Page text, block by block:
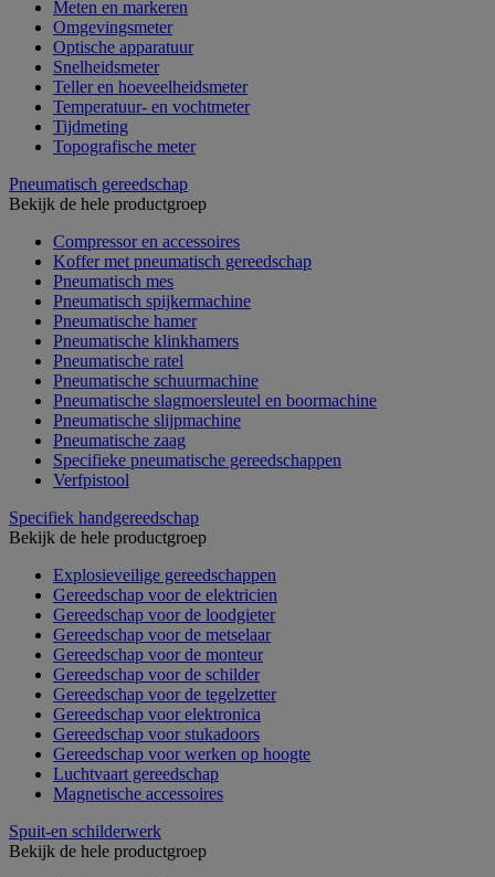
Meten en markeren
Omgevingsmeter
Optische apparatuur
Snelheidsmeter
Teller en hoeveelheidsmeter
Temperatuur- en vochtmeter
Tijdmeting
Topografische meter
Pneumatisch gereedschap
Bekijk de hele productgroep
Compressor en accessoires
Koffer met pneumatisch gereedschap
Pneumatisch mes
Pneumatisch spijkermachine
Pneumatische hamer
Pneumatische klinkhamers
Pneumatische ratel
Pneumatische schuurmachine
Pneumatische slagmoersleutel en boormachine
Pneumatische slijpmachine
Pneumatische zaag
Specifieke pneumatische gereedschappen
Verfpistool
Specifiek handgereedschap
Bekijk de hele productgroep
Explosieveilige gereedschappen
Gereedschap voor de elektricien
Gereedschap voor de loodgieter
Gereedschap voor de metselaar
Gereedschap voor de monteur
Gereedschap voor de schilder
Gereedschap voor de tegelzetter
Gereedschap voor elektronica
Gereedschap voor stukadoors
Gereedschap voor werken op hoogte
Luchtvaart gereedschap
Magnetische accessoires
Spuit-en schilderwerk
Bekijk de hele productgroep